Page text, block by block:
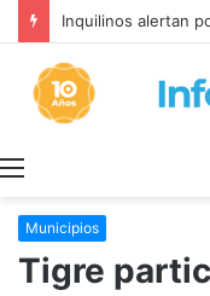
Inquilinos alertan
Municipios
Tigre